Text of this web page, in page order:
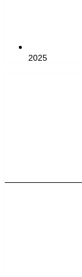
2025